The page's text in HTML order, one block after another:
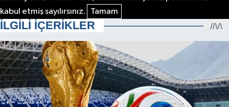
kabul etmiş sayılırsınız.
Tamam